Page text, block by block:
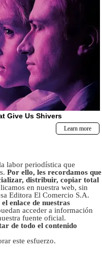
labor periodística que
Por ello, les recordamos que
distribuir, copiar total
en nuestra web, sin
Editora El Comercio S.A.
enlace de nuestras
acceder a información
fuente oficial.
de todo el contenido
este esfuerzo.